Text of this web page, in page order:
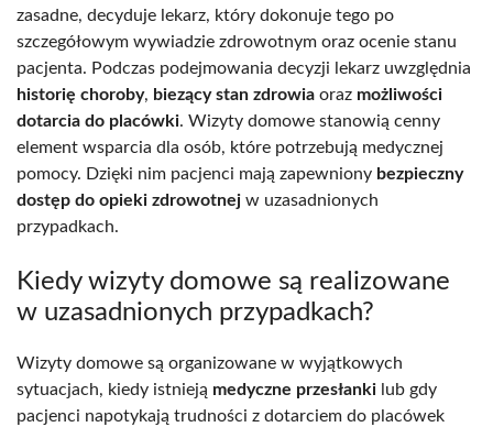
zasadne, decyduje lekarz, który dokonuje tego po
szczegółowym wywiadzie zdrowotnym oraz ocenie stanu
pacjenta. Podczas podejmowania decyzji lekarz uwzględnia
historię choroby, biezący stan zdrowia oraz możliwości
dotarcia do placówki. Wizyty domowe stanowią cenny
element wsparcia dla osób, które potrzebują medycznej
pomocy. Dzięki nim pacjenci mają zapewniony bezpieczny
dostęp do opieki zdrowotnej w uzasadnionych
przypadkach.
Kiedy wizyty domowe są realizowane
w uzasadnionych przypadkach?
Wizyty domowe są organizowane w wyjątkowych
sytuacjach, kiedy istnieją medyczne przesłanki lub gdy
pacjenci napotykają trudności z dotarciem do placówek